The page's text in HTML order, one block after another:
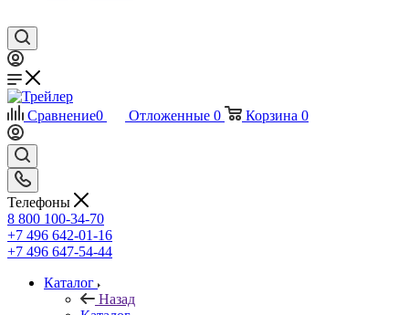
Сравнение0 Отложенные 0 Корзина 0
Телефоны
8 800 100-34-70
+7 496 642-01-16
+7 496 647-54-44
Каталог
Назад